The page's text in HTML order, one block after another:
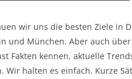
wir uns die besten Ziele in
und München. Aber auch
Fakten kennen, aktuelle
Wir halten es einfach. Kurze